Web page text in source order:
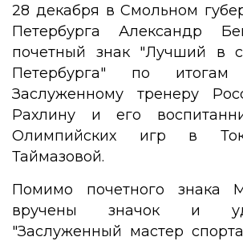
28 декабря в Смольном
Петербурга Александр
почетный знак "Лучший в
Петербурга" по
Заслуженному тренеру
Рахлину и его
Олимпийских игр в
Таймазовой.
Помимо почетного знака
вручены значок и
"Заслуженный мастер